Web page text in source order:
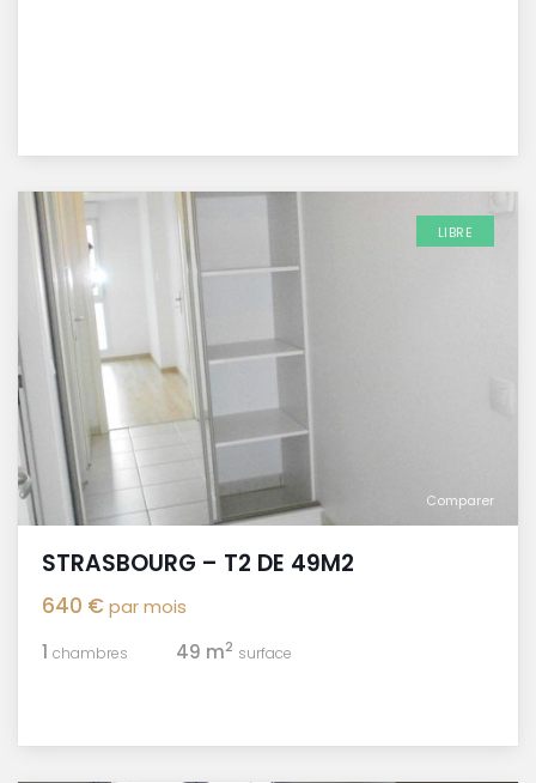
Comparer
LIBRE
STRASBOURG – T2 DE 49M2
640 €par mois
1 chambres 49 m2 surface